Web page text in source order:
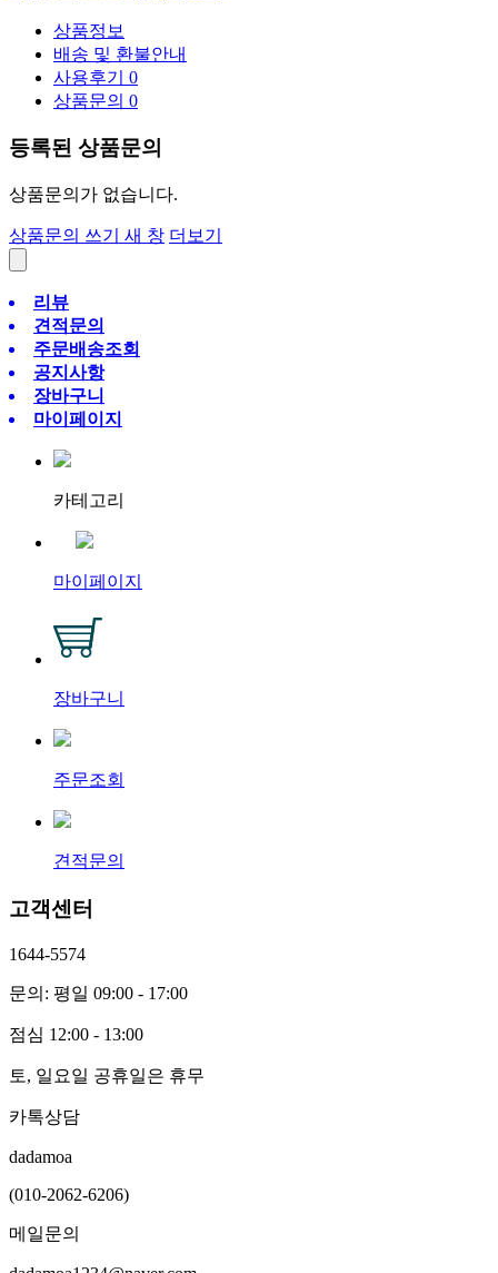
상품정보
배송 및 환불안내
사용후기 0
상품문의 0
등록된 상품문의
상품문의가 없습니다.
상품문의 쓰기 새 창 더보기
리뷰
견적문의
주문배송조회
공지사항
장바구니
마이페이지
카테고리
마이페이지
장바구니
주문조회
견적문의
고객센터
1644-5574
문의: 평일 09:00 - 17:00
점심 12:00 - 13:00
토, 일요일 공휴일은 휴무
카톡상담
dadamoa
(010-2062-6206)
메일문의